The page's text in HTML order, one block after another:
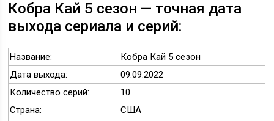
Кобра Кай 5 сезон — точная дата
выхода сериала и серий:
Название:
Кобра Кай 5 сезон
Дата выхода:
09.09.2022
Количество серий:
10
Страна:
США